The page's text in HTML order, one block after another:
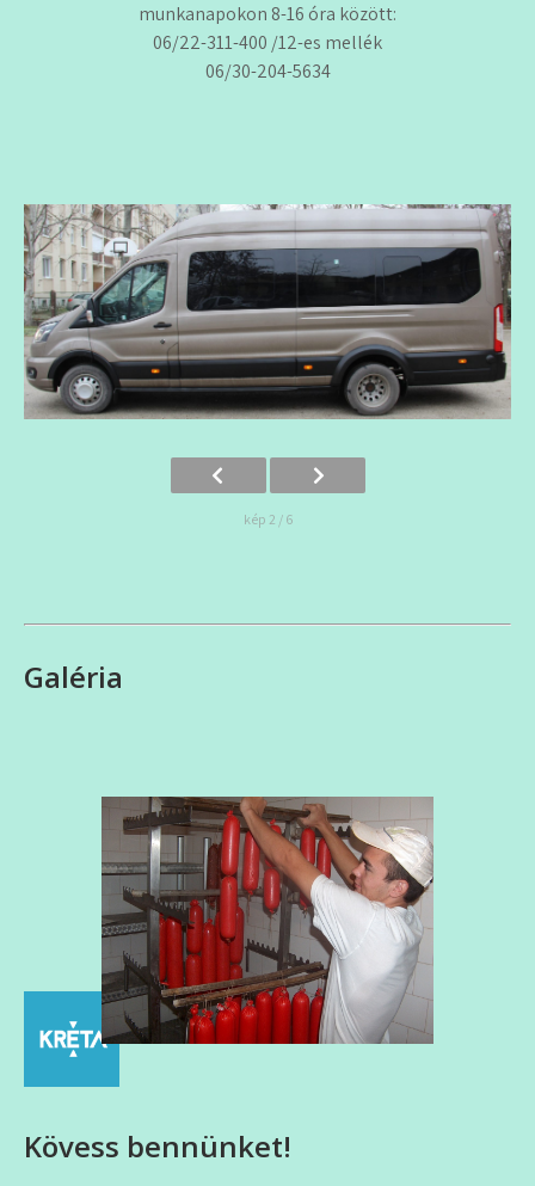
munkanapokon 8-16 óra között:
06/22-311-400 /12-es mellék
06/30-204-5634
kép 2 / 6
Galéria
Kövess bennünket!